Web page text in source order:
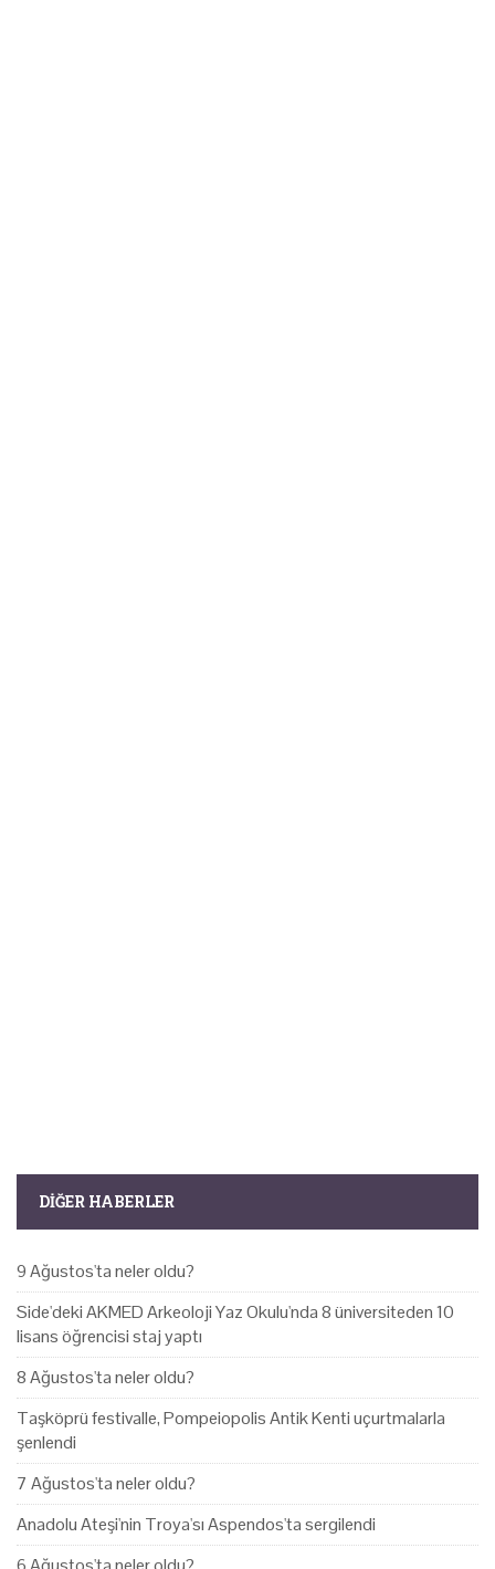
DIĞER HABERLER
9 Ağustos'ta neler oldu?
Side'deki AKMED Arkeoloji Yaz Okulu'nda 8 üniversiteden 10
lisans öğrencisi staj yaptı
8 Ağustos'ta neler oldu?
Taşköprü festivalle, Pompeiopolis Antik Kenti uçurtmalarla
şenlendi
7 Ağustos'ta neler oldu?
Anadolu Ateşi'nin Troya'sı Aspendos'ta sergilendi